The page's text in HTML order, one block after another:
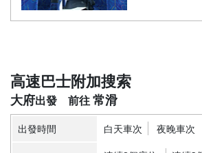
高速巴士附加搜索
大府 常滑
出發時間 白天車次 夜晚車次